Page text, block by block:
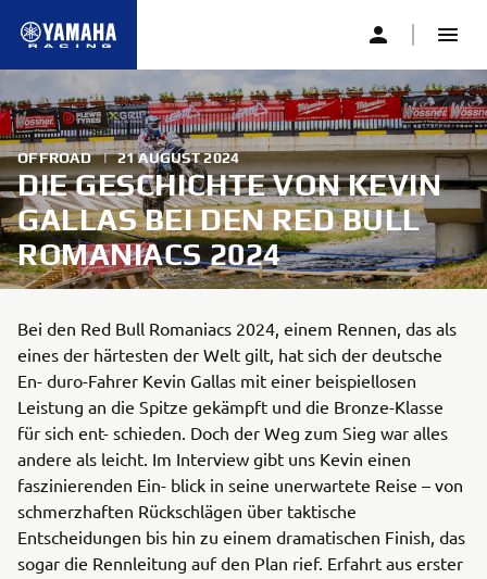
OFFROAD | 21 AUGUST 2024
DIE GESCHICHTE VON KEVIN
GALLAS BEI DEN RED BULL
ROMANIACS 2024
Bei den Red Bull Romaniacs 2024, einem Rennen, das als
eines der härtesten der Welt gilt, hat sich der deutsche
En- duro-Fahrer Kevin Gallas mit einer beispiellosen
Leistung an die Spitze gekämpft und die Bronze-Klasse
für sich ent- schieden. Doch der Weg zum Sieg war alles
andere als leicht. Im Interview gibt uns Kevin einen
faszinierenden Ein- blick in seine unerwartete Reise – von
schmerzhaften Rückschlägen über taktische
Entscheidungen bis hin zu einem dramatischen Finish, das
sogar die Rennleitung auf den Plan rief. Erfahrt aus erster